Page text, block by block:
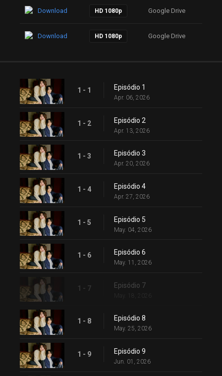
Download HD 1080p Google Drive
Download HD 1080p Google Drive
1 - 1 Episódio 1
Apr. 06, 2026
1 - 2 Episódio 2
Apr. 13, 2026
1 - 3 Episódio 3
Apr. 20, 2026
1 - 4 Episódio 4
Apr. 27, 2026
1 - 5 Episódio 5
May. 04, 2026
1 - 6 Episódio 6
May. 11, 2026
1 - 7 Episódio 7
1 - 8 Episódio 8
May. 25, 2026
1 - 9 Episódio 9
Jun. 01, 2026